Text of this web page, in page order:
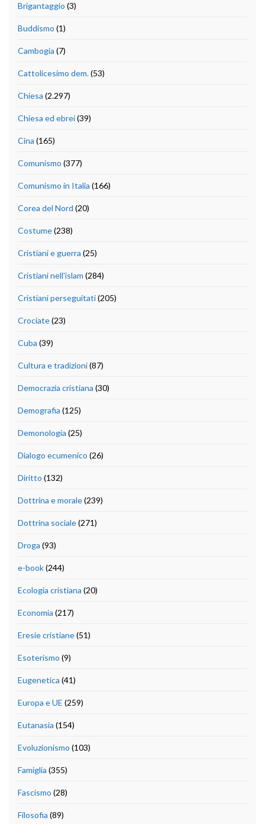
Brigantaggio (3)
Buddismo (1)
Cambogia (7)
Cattolicesimo dem.(53)
Chiesa (2.297)
Chiesa ed ebrei(39)
Cina (165)
Comunismo (377)
Comunismo in Italia (166)
Corea del Nord (20)
Costume(238)
Cristiani e guerra (25)
Cristiani nell'islam (284)
Cristiani perseguitati(205)
Crociate(23)
Cuba (39)
Cultura e tradizioni(87)
Democrazia cristiana (30)
Demografia (125)
Demonologia (25)
Dialogo ecumenico (26)
Diritto (132)
Dottrina e morale(239)
Dottrina sociale(271)
Droga (93)
e-book(244)
Ecologia cristiana (20)
Economia (217)
Eresie cristiane(51)
Esoterismo (9)
Eugenetica (41)
Europa e UE (259)
Eutanasia (154)
Evoluzionismo (103)
Famiglia (355)
Fascismo (28)
Filosofia (89)